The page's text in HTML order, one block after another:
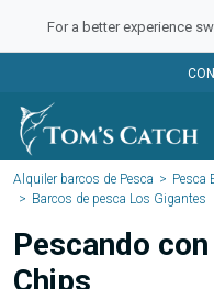
For a better experience
Alquiler barcos de Pesca Pesca
Barcos de pesca Los Gigantes
Pescando
Chips